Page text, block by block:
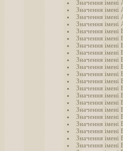
Значення імені
Значення імені
Значення імені
Значення імені
Значення імені
Значення імені
Значення імені
Значення імені
Значення імені
Значення імені
Значення імені
Значення імені
Значення імені
Значення імені
Значення імені
Значення імені
Значення імені
Значення імені
Значення імені
Значення імені
Значення імені